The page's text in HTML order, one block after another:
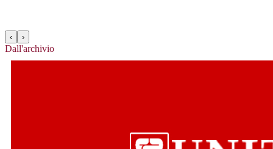
‹ ›
Dall'archivio